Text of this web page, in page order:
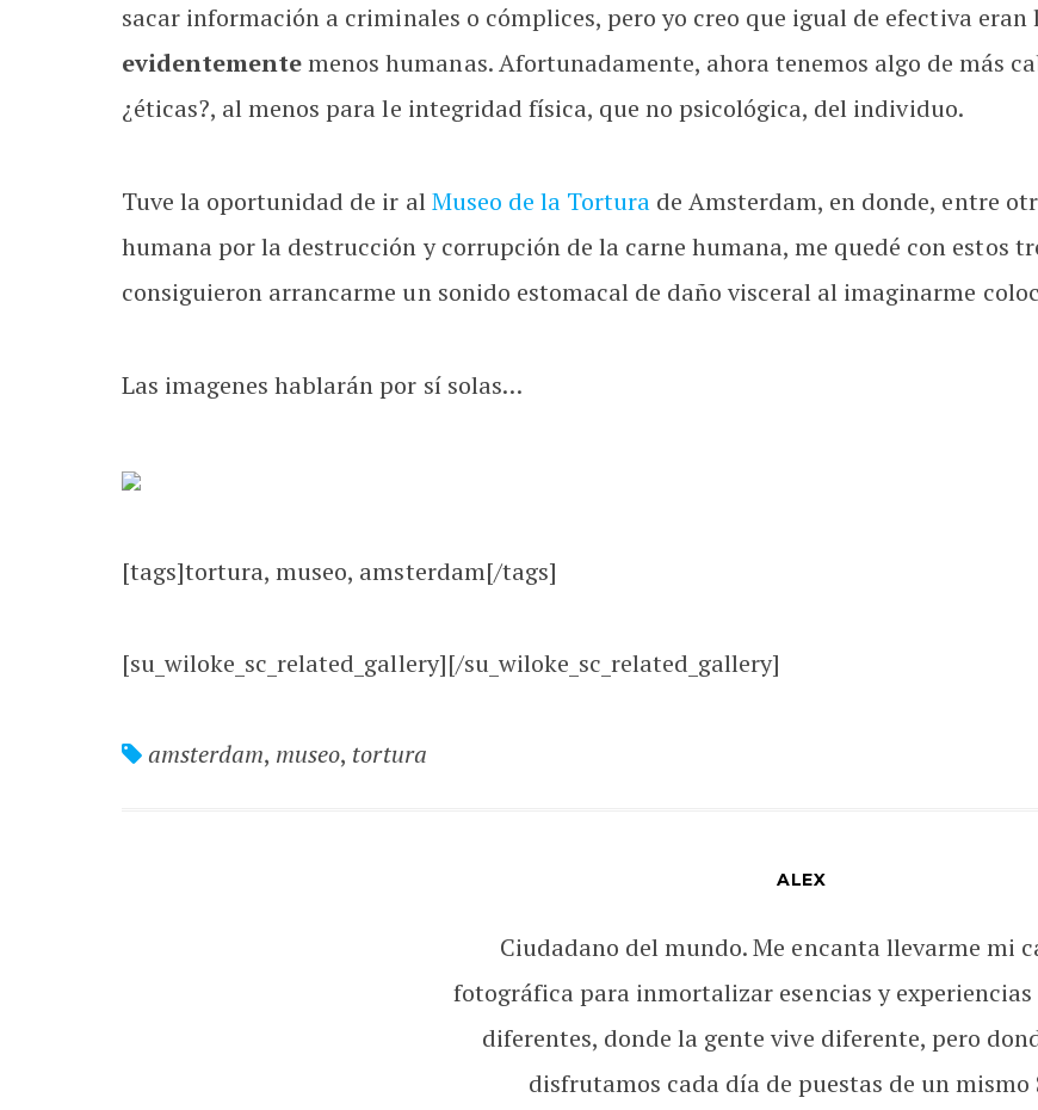
sacar información a criminales o cómplices, pero yo creo que igual de efectiva eran
evidentementemenos humanas. Afortunadamente, ahora tenemos algo de más
¿éticas?, al menos para le integridad física, que no psicológica, del individuo.
Tuve la oportunidad de ir alMuseo de la Torturade Amsterdam, en donde, entre
humana por la destrucción y corrupción de la carne humana, me quedé con estos
consiguieron arrancarme un sonido estomacal de daño visceral al imaginarme
Las imagenes hablarán por sí solas…
[tags]tortura, museo, amsterdam[/tags]
[su_wiloke_sc_related_gallery][/su_wiloke_sc_related_gallery]
amsterdam, museo, tortura
ALEX
Ciudadano del mundo. Me encanta llevarme mi
fotográfica para inmortalizar esencias y experiencias
diferentes, donde la gente vive diferente, pero
disfrutamos cada día de puestas de un mismo